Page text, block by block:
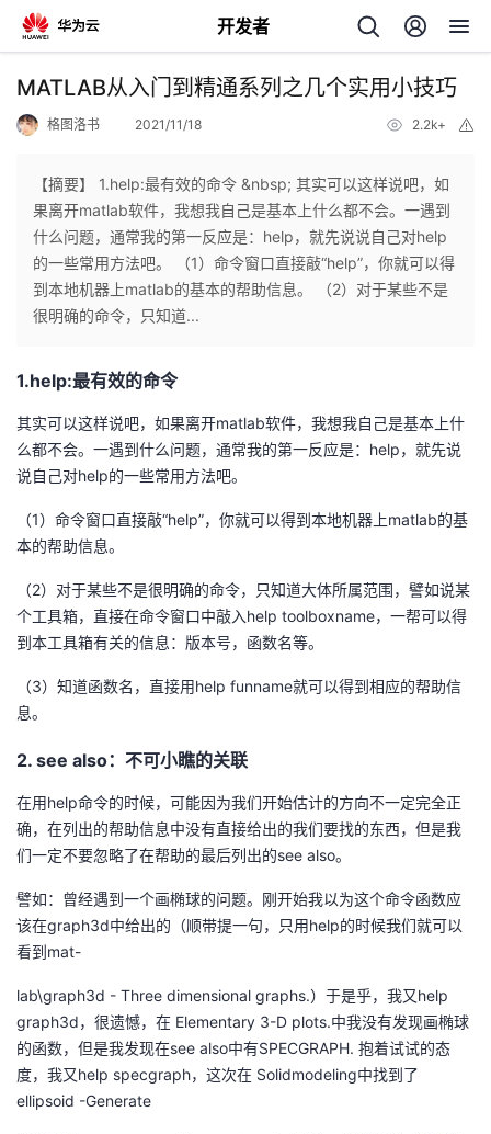
开发者
返
个
人
主
页
我
的
开
发
者
我
的
博
我
的
坛
我
圈
子
的
直
播
我
的
活
动
我
的
关
注
的
开
发
者
学
堂
的
课
程
我
的
认
证
我
的
实
验
我
的
收
藏
我
的
Programs
我
的
支
持
我
技
术
支
持
的
云
声
建
议
MATLAB从入门到精通系列之几个实用小技巧
格图洛书 2021/11/18 2.2k+
【摘要】 1.help:最有效的命令 &nbsp; 其实可以这样说吧，如
果离开matlab软件，我想我自己是基本上什么都不会。一遇到
什么问题，通常我的第一反应是：help，就先说说自己对help
的一些常用方法吧。 （1）命令窗口直接敲“help”，你就可以得
到本地机器上matlab的基本的帮助信息。 （2）对于某些不是
很明确的命令，只知道...
1.help:最有效的命令
其实可以这样说吧，如果离开matlab软件，我想我自己是基本上什
么都不会。一遇到什么问题，通常我的第一反应是：help，就先说
说自己对help的一些常用方法吧。
（1）命令窗口直接敲“help”，你就可以得到本地机器上matlab的基
本的帮助信息。
（2）对于某些不是很明确的命令，只知道大体所属范围，譬如说某
个工具箱，直接在命令窗口中敲入help toolboxname，一帮可以得
到本工具箱有关的信息：版本号，函数名等。
（3）知道函数名，直接用help funname就可以得到相应的帮助信
息。
2. see also：不可小瞧的关联
在用help命令的时候，可能因为我们开始估计的方向不一定完全正
确，在列出的帮助信息中没有直接给出的我们要找的东西，但是我
们一定不要忽略了在帮助的最后列出的see also。
譬如：曾经遇到一个画椭球的问题。刚开始我以为这个命令函数应
该在graph3d中给出的（顺带提一句，只用help的时候我们就可以
看到mat-
lab\graph3d - Three dimensional graphs.）于是乎，我又help
graph3d，很遗憾，在 Elementary 3-D plots.中我没有发现画椭球
的函数，但是我发现在see also中有SPECGRAPH. 抱着试试的态
度，我又help specgraph，这次在 Solidmodeling中找到了
ellipsoid -Generate